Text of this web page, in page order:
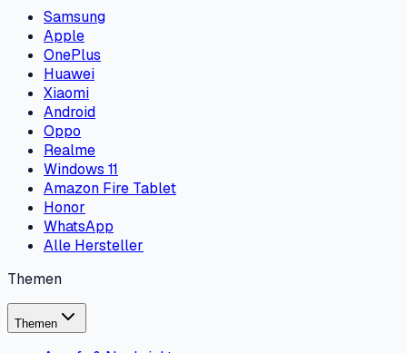
Samsung
Apple
OnePlus
Huawei
Xiaomi
Android
Oppo
Realme
Windows 11
Amazon Fire Tablet
Honor
WhatsApp
Alle Hersteller
Themen
Themen